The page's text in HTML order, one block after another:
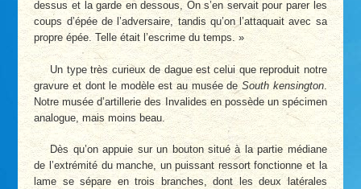
dessus et la garde en dessous, On s’en servait pour parer les
coups d’épée de l’adversaire, tandis qu’on l’attaquait avec sa
propre épée. Telle était l’escrime du temps. »
Un type très curieux de dague est celui que reproduit notre
gravure et dont le modèle est au musée deSouth kensington.
Notre musée d’artillerie des Invalides en possède un spécimen
analogue, mais moins beau.
Dès qu’on appuie sur un bouton situé à la partie médiane
de l’extrémité du manche, un puissant ressort fonctionne et la
lame se sépare en trois branches, dont les deux latérales